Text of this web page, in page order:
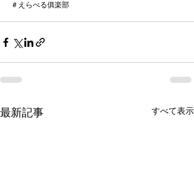
＃えらべる俱楽部
最新記事 すべて表示